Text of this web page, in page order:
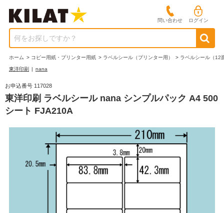
問い合わせ ログイン
何をお探しですか？
ホーム > コピー用紙・プリンター用紙 > ラベルシール（プリンター用） > ラベルシール（12
東洋印刷 | nana
お申込番号 117028
東洋印刷 ラベルシール nana シンプルパック A4 500
シート FJA210A